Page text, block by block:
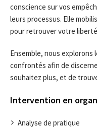
conscience sur vos
leurs processus. Elle
pour retrouver votre
Ensemble, nous
confrontés afin de
souhaitez plus, et de
Intervention en
Analyse de pratique